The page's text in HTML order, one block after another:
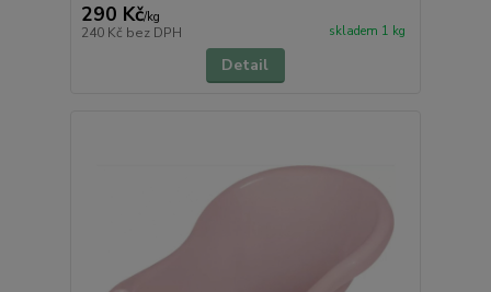
290 Kč/kg
240 Kč bez DPH skladem 1 kg
Detail